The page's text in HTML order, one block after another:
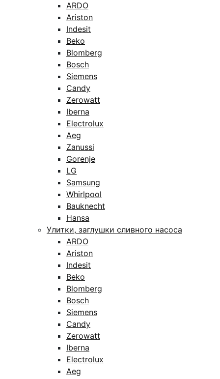
ARDO
Ariston
Indesit
Beko
Blomberg
Bosch
Siemens
Candy
Zerowatt
Iberna
Electrolux
Aeg
Zanussi
Gorenje
LG
Samsung
Whirlpool
Bauknecht
Hansa
Улитки, заглушки сливного насоса
ARDO
Ariston
Indesit
Beko
Blomberg
Bosch
Siemens
Candy
Zerowatt
Iberna
Electrolux
Aeg